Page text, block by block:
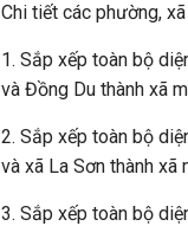
Chi tiết các phường,
1. Sắp xếp toàn bộ
và Đồng Du thành xã
2. Sắp xếp toàn bộ
và xã La Sơn thành xã
3. Sắp xếp toàn bộ